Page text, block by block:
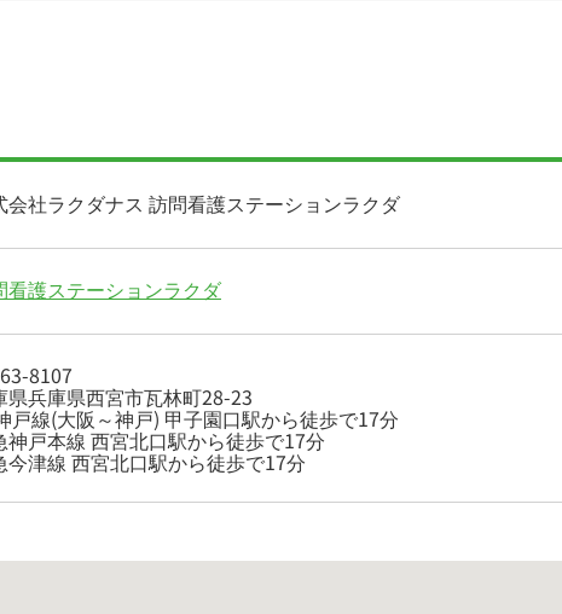
会社ラクダナス 訪問看護ステーションラクダ
看護ステーションラクダ
8107
県兵庫県西宮市瓦林町28-23
戸線(大阪～神戸) 甲子園口駅から徒歩で17分
神戸本線 西宮北口駅から徒歩で17分
今津線 西宮北口駅から徒歩で17分